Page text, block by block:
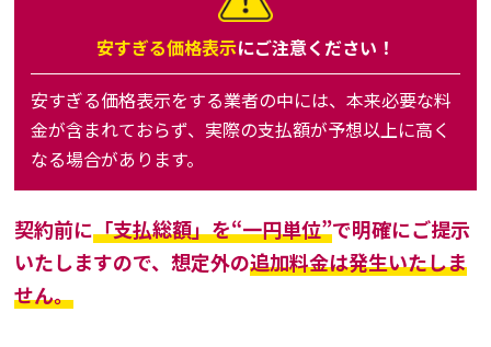
安すぎる価格表示にご注意ください！
安すぎる価格表示をする業者の中には、本来必要な料
金が含まれておらず、実際の支払額が予想以上に高く
なる場合があります。
契約前に「支払総額」を“一円単位”で明確にご提示
いたしますので、想定外の追加料金は発生いたしま
せん。